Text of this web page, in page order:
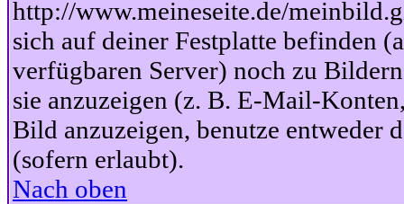
http://www.meineseite.de/
sich auf deiner Festplatte befinden
verfügbaren Server) noch zu
sie anzuzeigen (z. B. E-Mail-
Bild anzuzeigen, benutze
(sofern erlaubt).
Nach oben